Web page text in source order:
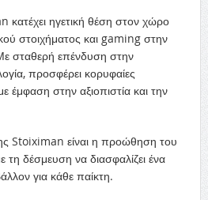
ηγετική θέση στον χώρο
στοιχήματος και gaming στην
σταθερή επένδυση στην
προσφέρει κορυφαίες
έμφαση στην αξιοπιστία και την
Stoiximan είναι η προώθηση του
τη δέσμευση να διασφαλίζει ένα
για κάθε παίκτη.